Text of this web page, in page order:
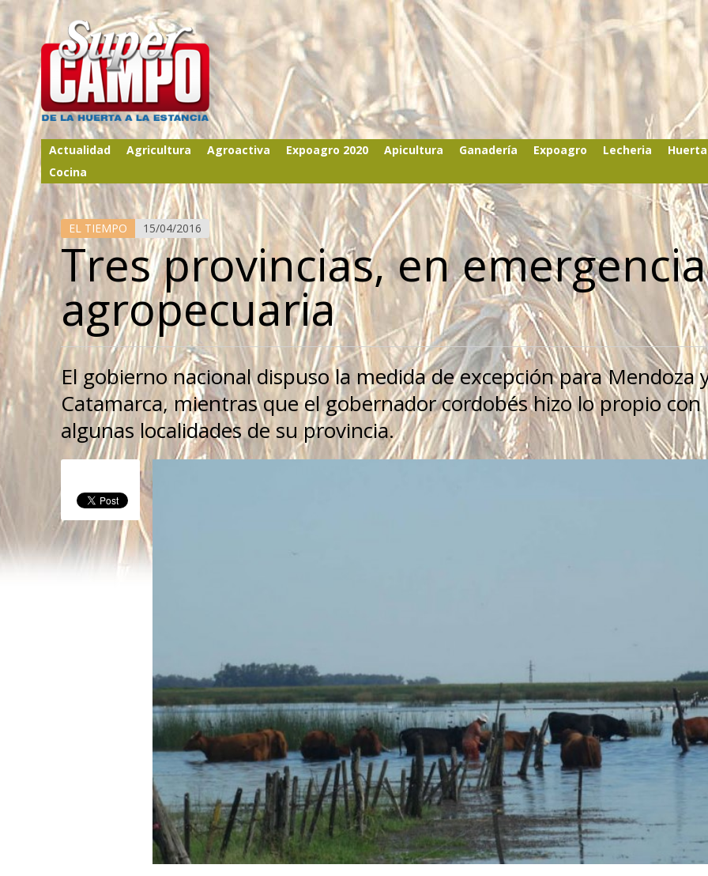
Actualidad Agricultura Agroactiva Expoagro 2020 Apicultura Ganadería Expoagro Lecheria
Cocina
EL TIEMPO 15/04/2016
Tres provincias, en emergencia
agropecuaria
El gobierno nacional dispuso la medida de excepción para Mendoza
Catamarca, mientras que el gobernador cordobés hizo lo propio con
algunas localidades de su provincia.